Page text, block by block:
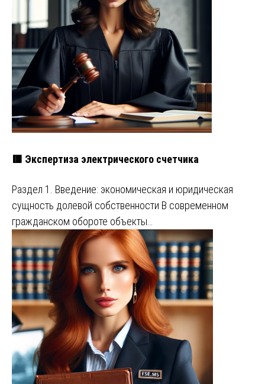
🟥 Экспертиза электрического счетчика
Раздел 1. Введение: экономическая и юридическая
сущность долевой собственности В современном
гражданском обороте объекты…